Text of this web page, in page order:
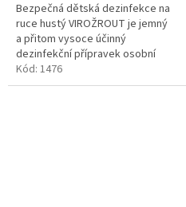
z
5
hvězdiček.
Bezpečná dětská dezinfekce na
ruce hustý VIROŽROUT je jemný
a přitom vysoce účinný
dezinfekční přípravek osobní
hygieny. Ničí až 99,9 %
nežádoucích virů a bakterií.
Kód: 1476